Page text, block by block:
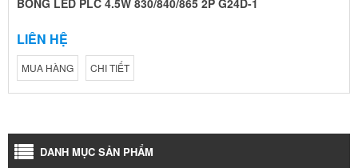
BÓNG LED PLC 4.5W 830/840/865 2P G24D-1
LIÊN HỆ
MUA HÀNG CHI TIẾT
DANH MỤC SẢN PHẨM